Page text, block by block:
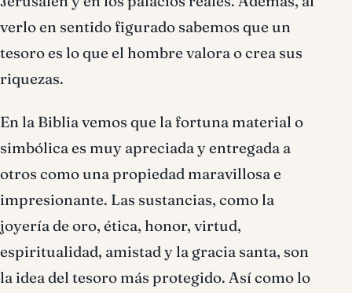
verlo en sentido figurado sabemos que un
tesoro es lo que el hombre valora o crea sus
riquezas.
En la Biblia vemos que la fortuna material o
simbólica es muy apreciada y entregada a
otros como una propiedad maravillosa e
impresionante. Las sustancias, como la
joyería de oro, ética, honor, virtud,
espiritualidad, amistad y la gracia santa, son
la idea del tesoro más protegido. Así como lo